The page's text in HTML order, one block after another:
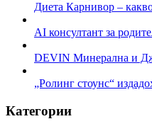
Диета Карнивор –
AI консултант за
DEVIN Минерална и
„Ролинг стоунс“
Категории